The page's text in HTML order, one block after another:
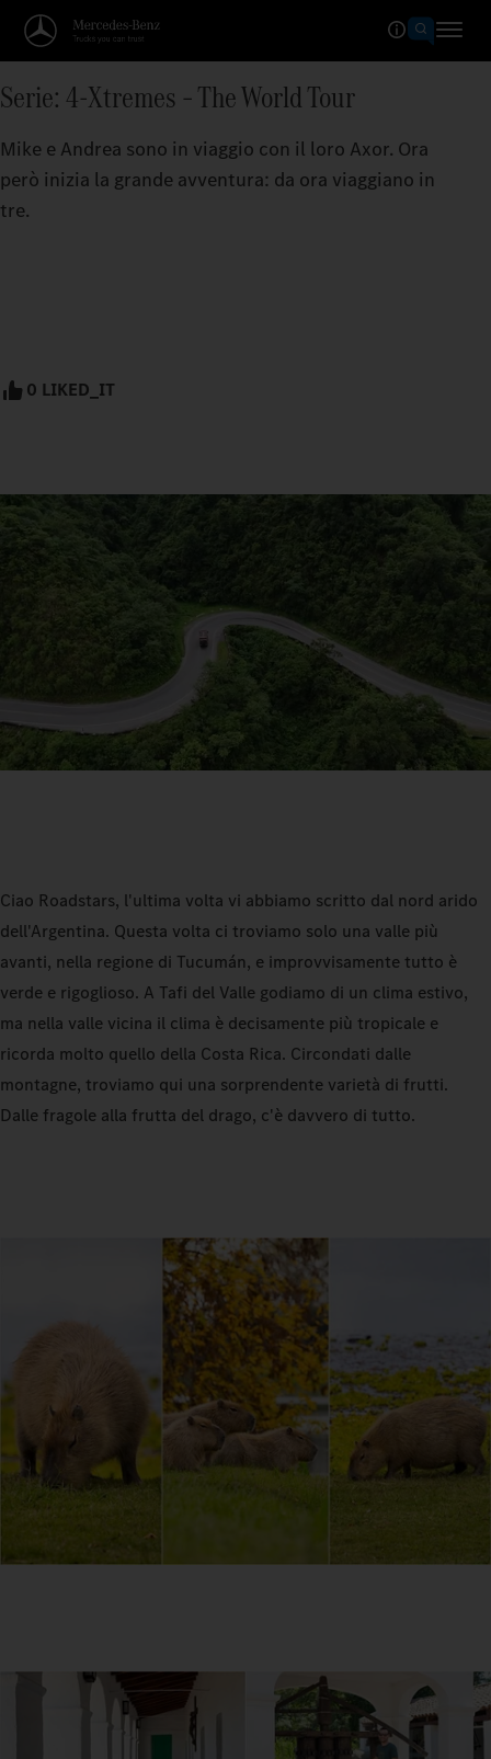
Serie: 4-Xtremes – The World Tour
Mike e Andrea sono in viaggio con il loro Axor. Ora
però inizia la grande avventura: da ora viaggiano in
tre.
0 LIKED_IT
Ciao Roadstars, l'ultima volta vi abbiamo scritto dal nord arido
dell'Argentina. Questa volta ci troviamo solo una valle più
avanti, nella regione di Tucumán, e improvvisamente tutto è
verde e rigoglioso. A Tafi del Valle godiamo di un clima estivo,
ma nella valle vicina il clima è decisamente più tropicale e
ricorda molto quello della Costa Rica. Circondati dalle
montagne, troviamo qui una sorprendente varietà di frutti.
Dalle fragole alla frutta del drago, c'è davvero di tutto.